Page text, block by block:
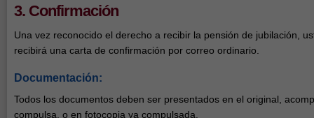
3. Confirmación
Una vez reconocido el derecho a recibir la pensión de jubilación,
recibirá una carta de confirmación por correo ordinario.
Documentación:
Todos los documentos deben ser presentados en el original,
compulsa, o en fotocopia ya compulsada.